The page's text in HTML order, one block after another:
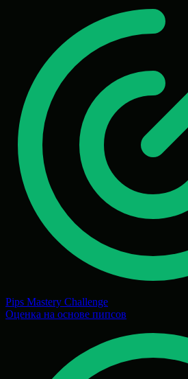
Pips Mastery Challenge
Оценка на основе пипсов